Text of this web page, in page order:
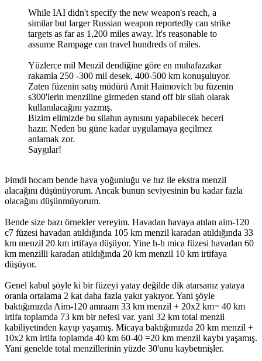
While IAI didn't specify the new weapon's reach, a
similar but larger Russian weapon reportedly can strike
targets as far as 1,200 miles away. It's reasonable to
assume Rampage can travel hundreds of miles.
Yüzlerce mil Menzil dendiğine göre en muhafazakar
rakamla 250 -300 mil desek, 400-500 km konuşuluyor.
Zaten füzenin satış müdürü Amit Haimovich bu füzenin
s300'lerin menziline girmeden stand off bir silah olarak
kullanılacağını yazmış.
Bizim elimizde bu silahın aynısını yapabilecek beceri
hazır. Neden bu güne kadar uygulamaya geçilmez
anlamak zor.
Saygılar!
Þimdi hocam bende hava yoğunluğu ve hız ile ekstra menzil
alacağını düşünüyorum. Ancak bunun seviyesinin bu kadar fazla
olacağını düşünmüyorum.
Bende size bazı örnekler vereyim. Havadan havaya atılan aim-120
c7 füzesi havadan atıldığında 105 km menzil karadan atıldığında 33
km menzil 20 km irtifaya düşüyor. Yine h-h mica füzesi havadan 60
km menzilli karadan atıldığında 20 km menzil 10 km irtifaya
düşüyor.
Genel kabul şöyle ki bir füzeyi yatay değilde dik atarsanız yataya
oranla ortalama 2 kat daha fazla yakıt yakıyor. Yani şöyle
baktığımızda Aim-120 amraam 33 km menzil + 20x2 km= 40 km
irtifa toplamda 73 km bir nefesi var. yani 32 km total menzil
kabiliyetinden kayıp yaşamış. Micaya baktığımızda 20 km menzil +
10x2 km irtifa toplamda 40 km 60-40 =20 km menzil kaybı yaşamış.
Yani genelde total menzillerinin yüzde 30'unu kaybetmişler.